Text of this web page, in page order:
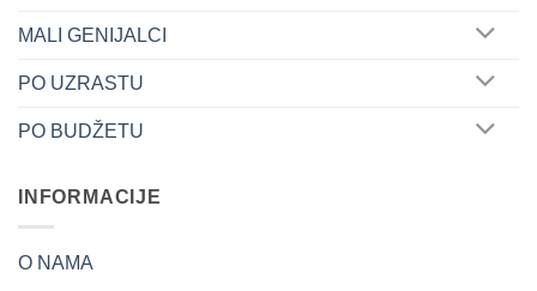
MALI GENIJALCI
PO UZRASTU
PO BUDŽETU
INFORMACIJE
O NAMA